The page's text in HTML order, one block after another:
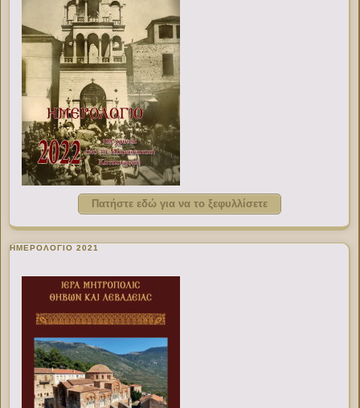
Πατήστε εδώ για να το ξεφυλλίσετε
ΗΜΕΡΟΛΟΓΙΟ 2021